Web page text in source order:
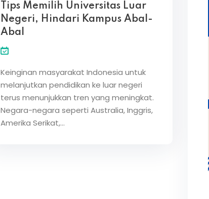
Tips Memilih Universitas Luar
Negeri, Hindari Kampus Abal-
Abal
Keinginan masyarakat Indonesia untuk
melanjutkan pendidikan ke luar negeri
terus menunjukkan tren yang meningkat.
Negara-negara seperti Australia, Inggris,
Amerika Serikat,…